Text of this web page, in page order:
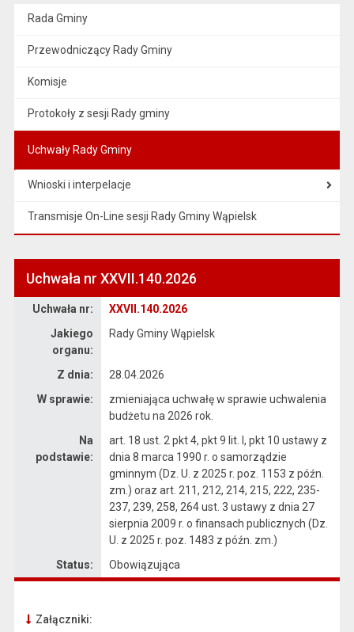
Rada Gminy
Przewodniczący Rady Gminy
Komisje
Protokoły z sesji Rady gminy
Uchwały Rady Gminy
Wnioski i interpelacje
Transmisje On-Line sesji Rady Gminy Wąpielsk
Uchwała nr XXVII.140.2026
Uchwała nr:
XXVII.140.2026
Jakiego
organu:
Rady Gminy Wąpielsk
Z dnia:
28.04.2026
W sprawie:
zmieniająca uchwałę w sprawie uchwalenia
budżetu na 2026 rok.
Na
podstawie:
art. 18 ust. 2 pkt 4, pkt 9 lit. I, pkt 10 ustawy z
dnia 8 marca 1990 r. o samorządzie
gminnym (Dz. U. z 2025 r. poz. 1153 z późn.
zm.) oraz art. 211, 212, 214, 215, 222, 235-
237, 239, 258, 264 ust. 3 ustawy z dnia 27
sierpnia 2009 r. o finansach publicznych (Dz.
U. z 2025 r. poz. 1483 z późn. zm.)
Status:
Obowiązująca
Załączniki: